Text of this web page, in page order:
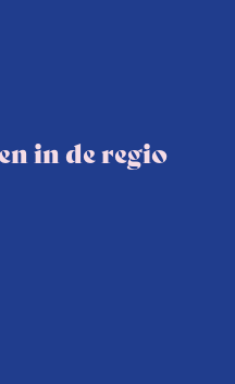
in de regio